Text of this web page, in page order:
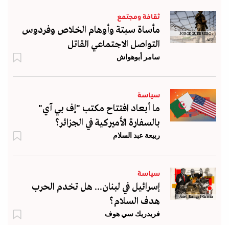
JORGE GUERRERO /
AFP
ثقافة ومجتمع
مأساة سبتة وأوهام الخلاص وفردوس
التواصل الاجتماعي القاتل
سامر أبوهواش
سياسة
ما أبعاد افتتاح مكتب "إف بي آي"
بالسفارة الأميركية في الجزائر؟
ربيعة عبد السلام
Axel Rangel Garcia
سياسة
إسرائيل في لبنان... هل تخدم الحرب
هدف السلام؟
فريدريك سي هوف